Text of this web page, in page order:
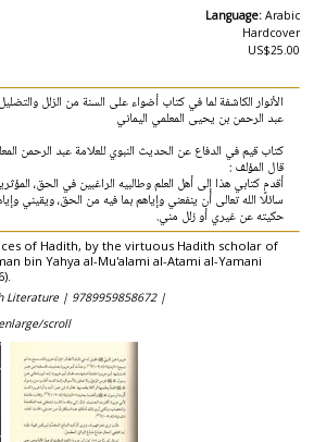
Language: Arabic
Hardcover
US$25.00
الأنوار الكاشفة لما في كتاب أضواء على السنة من الزلل
عبد الرحمن بن يحيى المعلمي اليماني
كتاب قيم في الدفاع عن الحديث النبوي للعلامة عبد الرحمن
قال المؤلف :
أقدم كتابي هذا إلى أهل العلم وطالبيه الراغبين في الحق،
سائلًا الله تعالى أن ينفعني وإياهم بما فيه من الحق، ويقيني
حكيته عن غيري أو زلل مني.
of Hadith, by the virtuous Hadith scholar of
bin Yahya al-Mu'alami al-Atami al-Yamani
Literature | 9789959858672 |
scroll